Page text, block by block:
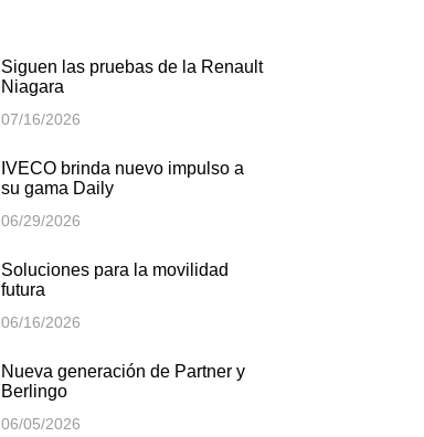
Siguen las pruebas de la Renault
Niagara
07/16/2026
IVECO brinda nuevo impulso a
su gama Daily
06/29/2026
Soluciones para la movilidad
futura
06/16/2026
Nueva generación de Partner y
Berlingo
06/05/2026